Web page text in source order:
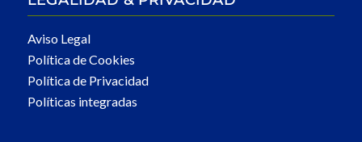
Aviso Legal
Política de Cookies
Política de Privacidad
Políticas integradas